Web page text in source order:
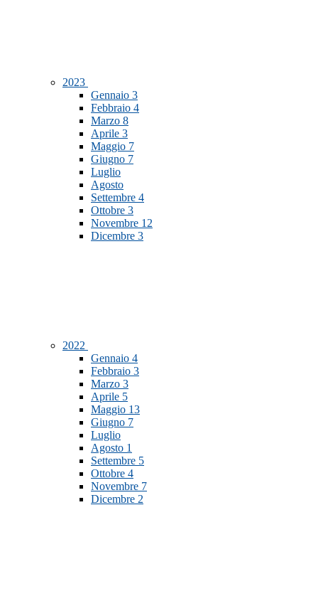
2023
Gennaio 3
Febbraio 4
Marzo 8
Aprile 3
Maggio 7
Giugno 7
Luglio
Agosto
Settembre 4
Ottobre 3
Novembre 12
Dicembre 3
2022
Gennaio 4
Febbraio 3
Marzo 3
Aprile 5
Maggio 13
Giugno 7
Luglio
Agosto 1
Settembre 5
Ottobre 4
Novembre 7
Dicembre 2